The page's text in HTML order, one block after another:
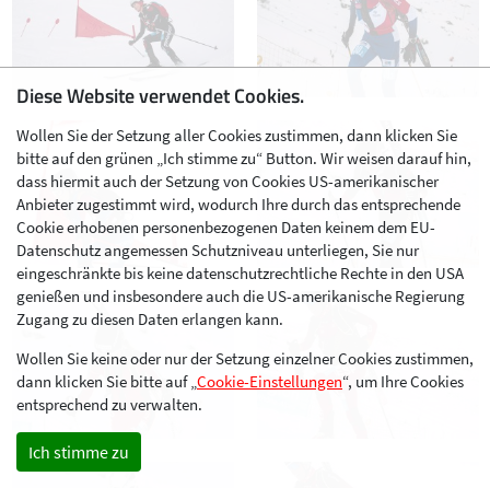
Diese Website verwendet Cookies.
Wollen Sie der Setzung aller Cookies zustimmen, dann klicken Sie
bitte auf den grünen „Ich stimme zu“ Button. Wir weisen darauf hin,
dass hiermit auch der Setzung von Cookies US-amerikanischer
Anbieter zugestimmt wird, wodurch Ihre durch das entsprechende
Cookie erhobenen personenbezogenen Daten keinem dem EU-
Datenschutz angemessen Schutzniveau unterliegen, Sie nur
eingeschränkte bis keine datenschutzrechtliche Rechte in den USA
genießen und insbesondere auch die US-amerikanische Regierung
Zugang zu diesen Daten erlangen kann.
Wollen Sie keine oder nur der Setzung einzelner Cookies zustimmen,
dann klicken Sie bitte auf „Cookie-Einstellungen“, um Ihre Cookies
entsprechend zu verwalten.
Ich stimme zu